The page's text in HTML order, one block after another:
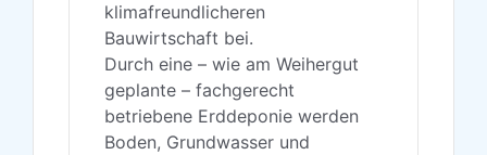
klimafreundlicheren
Bauwirtschaft bei.
Durch eine – wie am Weihergut
geplante – fachgerecht
betriebene Erddeponie werden
Boden, Grundwasser und